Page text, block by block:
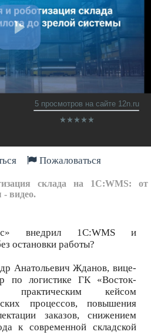
5 просмотров на сайте 12n.ru
Пожаловаться
склада на 1С:WMS: от
- видео.
внедрил 1С:WMS и
остановки работы?
Анатольевич Жданов, вице-
по логистике ГК «Восток-
практическим кейсом
процессов, повышения
заказов, снижением
к современной складской